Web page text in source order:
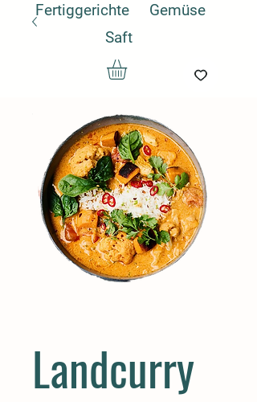
Fertiggerichte
Gemüse
Saft
Landcurry